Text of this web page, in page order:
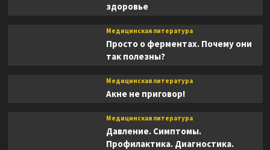
здоровье
Медицинская литература
Просто о ферментах. Почему они
так полезны?
Медицинская литература
Акне не приговор!
Медицинская литература
Давление. Симптомы.
Профилактика. Диагностика.